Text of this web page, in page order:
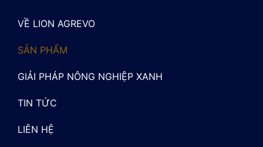
VỀ LION AGREVO
SẢN PHẨM
GIẢI PHÁP NÔNG NGHIỆP XANH
TIN TỨC
LIÊN HỆ